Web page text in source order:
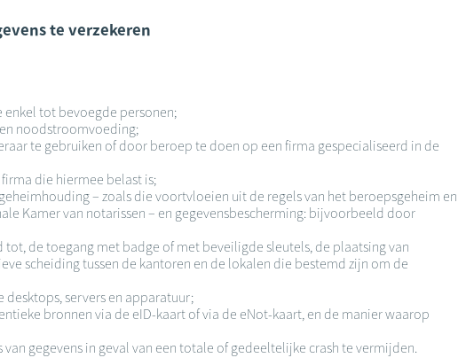
te verzekeren
tot bevoegde personen;
noodstroomvoeding;
te gebruiken of door beroep te doen op een firma gespecialiseerd in de
die hiermee belast is;
– zoals die voortvloeien uit de regels van het beroepsgeheim en
Kamer van notarissen – en gegevensbescherming: bijvoorbeeld door
de toegang met badge of met beveiligde sleutels, de plaatsing van
scheiding tussen de kantoren en de lokalen die bestemd zijn om de
servers en apparatuur;
bronnen via de eID-kaart of via de eNot-kaart, en de manier waarop
gegevens in geval van een totale of gedeeltelijke crash te vermijden.